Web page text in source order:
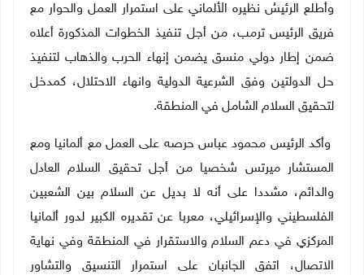
وأطلع الرئيسُ نظيره الألماني على استمرار العمل والحوار مع
فريق الرئيس ترمب، من أجل تنفيذ الخطوات المذكورة أعلاه
ضمن إطار دولي منسق يضمن إنهاء الحرب والذهاب لتنفيذ
حل الدولتين وفق الشرعية الدولية وانهاء الاحتلال، كمدخل
لتحقيق السلام الشامل في المنطقة.
وأكد الرئيس محمود عباس حرصه على العمل مع ألمانيا ومع
المستشار ميرتس شخصيا من أجل تحقيق السلام العادل
والدائم، مشددا على أنه لا بديل عن السلام بين الشعبين
الفلسطيني والإسرائيلي، معربا عن تقديره الكبير لدور ألمانيا
المركزي في دعم السلام والاستقرار في المنطقة وفي نهاية
الاتصال، اتفق الجانبان على استمرار التنسيق والتشاور